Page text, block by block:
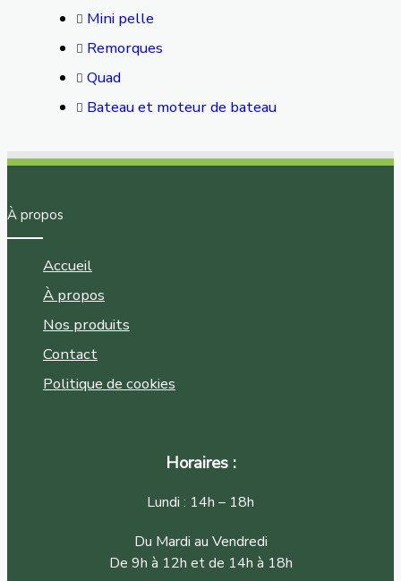
Mini pelle
Remorques
Quad
Bateau et moteur de bateau
À propos
Accueil
À propos
Nos produits
Contact
Politique de cookies
Horaires :
Lundi : 14h – 18h
Du Mardi au Vendredi
De 9h à 12h et de 14h à 18h